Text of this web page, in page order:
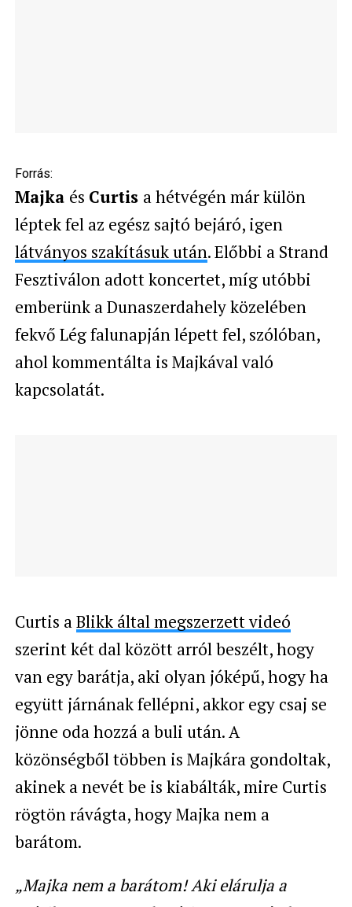
Forrás:
Majka és Curtis a hétvégén már külön
léptek fel az egész sajtó bejáró, igen
látványos szakításuk után. Előbbi a Strand
Fesztiválon adott koncertet, míg utóbbi
emberünk a Dunaszerdahely közelében
fekvő Lég falunapján lépett fel, szólóban,
ahol kommentálta is Majkával való
kapcsolatát.
Curtis aBlikk által megszerzett videó
szerint két dal között arról beszélt, hogy
van egy barátja, aki olyan jóképű, hogy ha
együtt járnának fellépni, akkor egy csaj se
jönne oda hozzá a buli után. A
közönségből többen is Majkára gondoltak,
akinek a nevét be is kiabálták, mire Curtis
rögtön rávágta, hogy Majka nem a
barátom.
„Majka nem a barátom! Aki elárulja a